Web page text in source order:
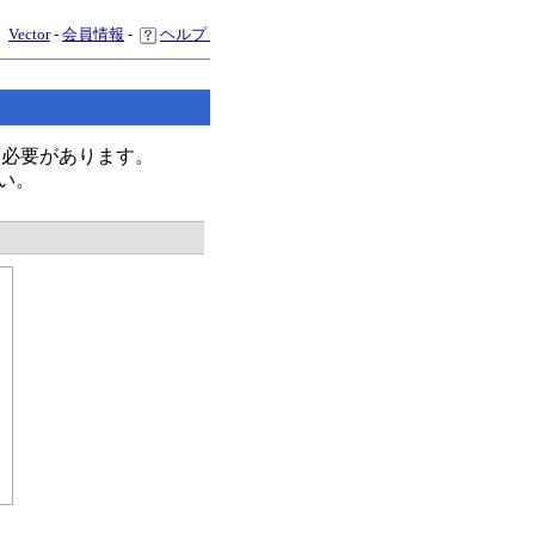
Vector- 会員情報 - ヘルプ
要があります。
。